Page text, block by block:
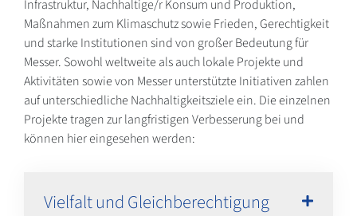
Infrastruktur, Nachhaltige/r Konsum und Produktion,
Maßnahmen zum Klimaschutz sowie Frieden, Gerechtigkeit
und starke Institutionen sind von großer Bedeutung für
Messer. Sowohl weltweite als auch lokale Projekte und
Aktivitäten sowie von Messer unterstützte Initiativen zahlen
auf unterschiedliche Nachhaltigkeitsziele ein. Die einzelnen
Projekte tragen zur langfristigen Verbesserung bei und
können hier eingesehen werden:
Vielfalt und Gleichberechtigung